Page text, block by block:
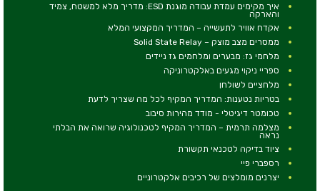
איך מקימים עמדת עבודה מוגנת ESD: מדריך מלא למשטח, צמיד
והארקה
אקדח אוויר לתעשייה – המדריך המקצועי המלא
ממסרים מצב מוצק – Solid State Relay
מלחמי גז: מבערים ומלחמים גז ניידים
ספריי ניקוי מגעים באלקטרוניקה
מלחציים לשולחן
בטריות נטענות: המדריך המקיף לכל מה שצריך לדעת
טכומטר דיגיטלי - מודד מהירות סיבוב
מצלמה תרמית – המדריך המקיף לטכנולוגיה שרואה את הבלתי
נראה
ציוד בדיקה לטכנאי תקשורת
רספברי פיי
יצרנים מומלצים של רכיבים אלקטרוניים